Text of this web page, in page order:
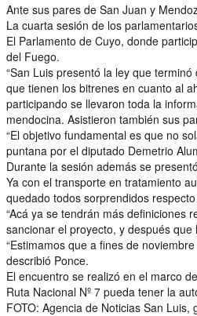
Ante sus pares de San Juan y
La cuarta sesión de los
El Parlamento de Cuyo, donde
del Fuego.
“San Luis presentó la ley que
que tienen los bitrenes en cuanto al
participando se llevaron toda la
mendocina. Asistieron también sus
“El objetivo fundamental es que no
puntana por el diputado Demetrio
Durante la sesión además se
Ya con el transporte en tratamiento
quedado todos sorprendidos
“Acá ya se tendrán más definiciones
sancionar el proyecto, y después
“Estimamos que a fines de
describió Ponce.
El encuentro se realizó en el marco
Ruta Nacional Nº 7 pueda tener la
FOTO: Agencia de Noticias San Luis,